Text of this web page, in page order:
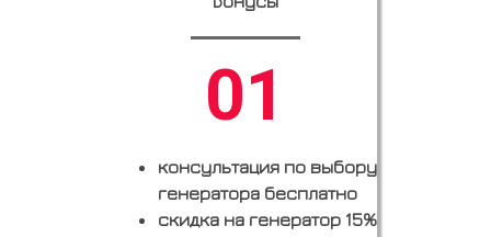
01
консультация по выбору
генератора бесплатно
скидка на генератор 15%